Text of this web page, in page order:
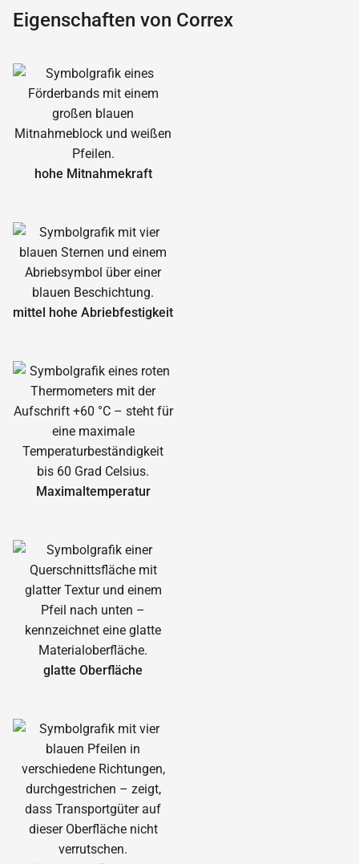
Eigenschaften von Correx
hohe Mitnahmekraft
mittel hohe Abrieb­festigkeit
Maximal­temperatur
glatte Oberfläche